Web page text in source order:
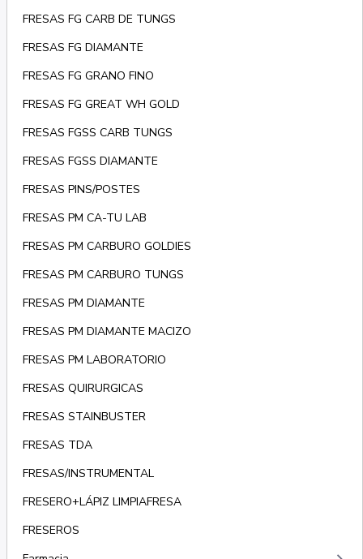
FRESAS FG CARB DE TUNGS
FRESAS FG DIAMANTE
FRESAS FG GRANO FINO
FRESAS FG GREAT WH GOLD
FRESAS FGSS CARB TUNGS
FRESAS FGSS DIAMANTE
FRESAS PINS/POSTES
FRESAS PM CA-TU LAB
FRESAS PM CARBURO GOLDIES
FRESAS PM CARBURO TUNGS
FRESAS PM DIAMANTE
FRESAS PM DIAMANTE MACIZO
FRESAS PM LABORATORIO
FRESAS QUIRURGICAS
FRESAS STAINBUSTER
FRESAS TDA
FRESAS/INSTRUMENTAL
FRESERO+LÁPIZ LIMPIAFRESA
FRESEROS